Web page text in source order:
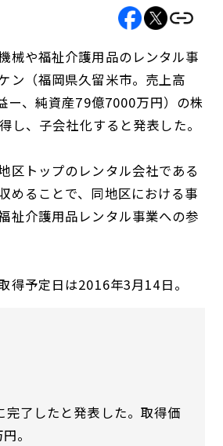
械や福祉介護用品のレンタル事
ン（福岡県久留米市。売上高
ー、純資産79億7000万円）の株
し、子会社化すると発表した。
区トップのレンタル会社である
めることで、同地区における事
祉介護用品レンタル事業への参
得予定日は2016年3月14日。
完了したと発表した。取得価
。